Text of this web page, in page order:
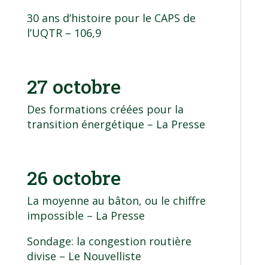
30 ans d’histoire pour le CAPS de
l’UQTR– 106,9
27 octobre
Des formations créées pour la
transition énergétique – La Presse
26 octobre
La moyenne au bâton, ou le chiffre
impossible – La Presse
Sondage: la congestion routière
divise – Le Nouvelliste